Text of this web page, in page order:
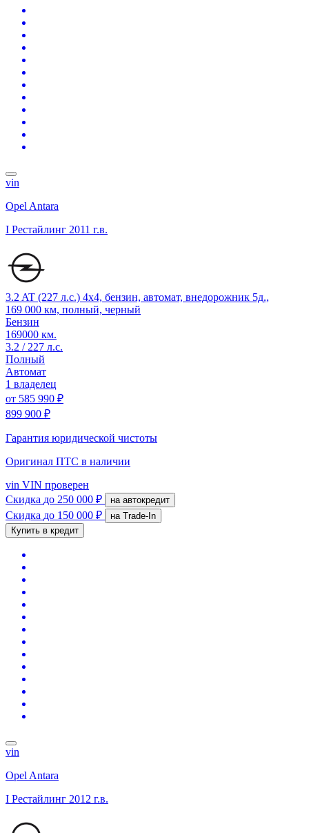
vin
Opel Antara
I Рестайлинг 2011 г.в.
3.2 AT (227 л.с.) 4x4, бензин, автомат, внедорожник 5д.,
169 000 км, полный, черный
Бензин
169000 км.
3.2 / 227 л.с.
Полный
Автомат
1 владелец
от 585 990 ₽
899 900 ₽
Гарантия юридической чистоты
Оригинал ПТС в наличии
vin VIN проверен
Скидка до 250 000 ₽ на автокредит
Скидка до 150 000 ₽
на Trade-In
Купить в кредит
vin
Opel Antara
I Рестайлинг 2012 г.в.